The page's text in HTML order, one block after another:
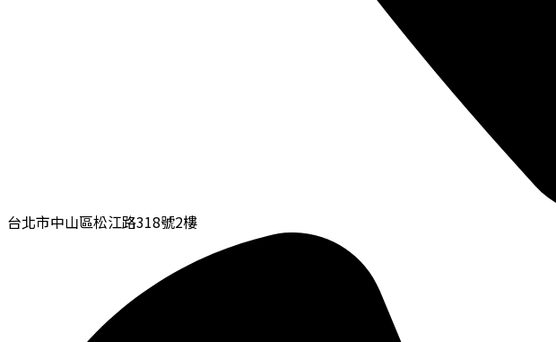
台北市中山區松江路318號2樓